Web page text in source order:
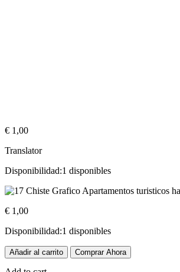
€ 1,00
Translator
Disponibilidad:1 disponibles
€ 1,00
Disponibilidad:1 disponibles
Apartamentos
turísticos
Añadir al carrito Comprar Ahora